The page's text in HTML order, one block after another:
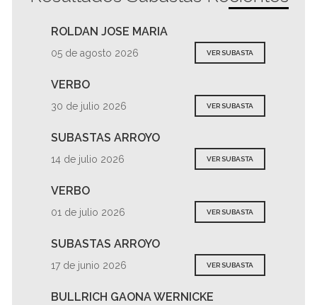
ROLDAN JOSE MARIA
05 de agosto 2026 VER SUBASTA
VERBO
30 de julio 2026 VER SUBASTA
SUBASTAS ARROYO
14 de julio 2026 VER SUBASTA
VERBO
01 de julio 2026 VER SUBASTA
SUBASTAS ARROYO
17 de junio 2026 VER SUBASTA
BULLRICH GAONA WERNICKE